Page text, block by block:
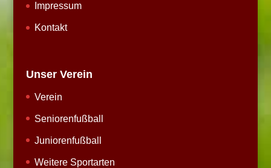
Impressum
Kontakt
Unser Verein
Verein
Seniorenfußball
Juniorenfußball
Weitere Sportarten